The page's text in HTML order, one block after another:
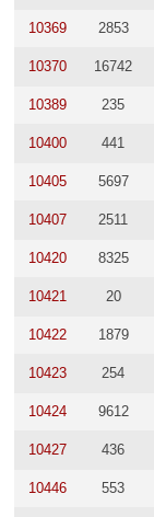
10369 2853
10370 16742
10389 235
10400 441
10405 5697
10407 2511
10420 8325
10421 20
10422 1879
10423 254
10424 9612
10427 436
10446 553